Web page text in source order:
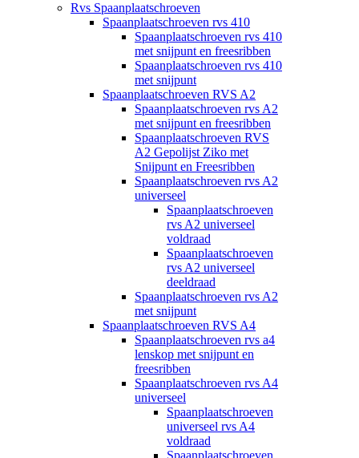
Rvs Spaanplaatschroeven
Spaanplaatschroeven rvs 410
Spaanplaatschroeven rvs 410
met snijpunt en freesribben
Spaanplaatschroeven rvs 410
met snijpunt
Spaanplaatschroeven RVS A2
Spaanplaatschroeven rvs A2
met snijpunt en freesribben
Spaanplaatschroeven RVS
A2 Gepolijst Ziko met
Snijpunt en Freesribben
Spaanplaatschroeven rvs A2
universeel
Spaanplaatschroeven
rvs A2 universeel
voldraad
Spaanplaatschroeven
rvs A2 universeel
deeldraad
Spaanplaatschroeven rvs A2
met snijpunt
Spaanplaatschroeven RVS A4
Spaanplaatschroeven rvs a4
lenskop met snijpunt en
freesribben
Spaanplaatschroeven rvs A4
universeel
Spaanplaatschroeven
universeel rvs A4
voldraad
Spaanplaatschroeven